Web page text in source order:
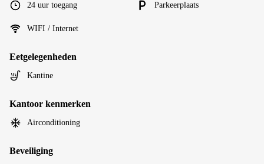
24 uur toegang Parkeerplaats
WIFI / Internet
Eetgelegenheden
Kantine
Kantoor kenmerken
Airconditioning
Beveiliging